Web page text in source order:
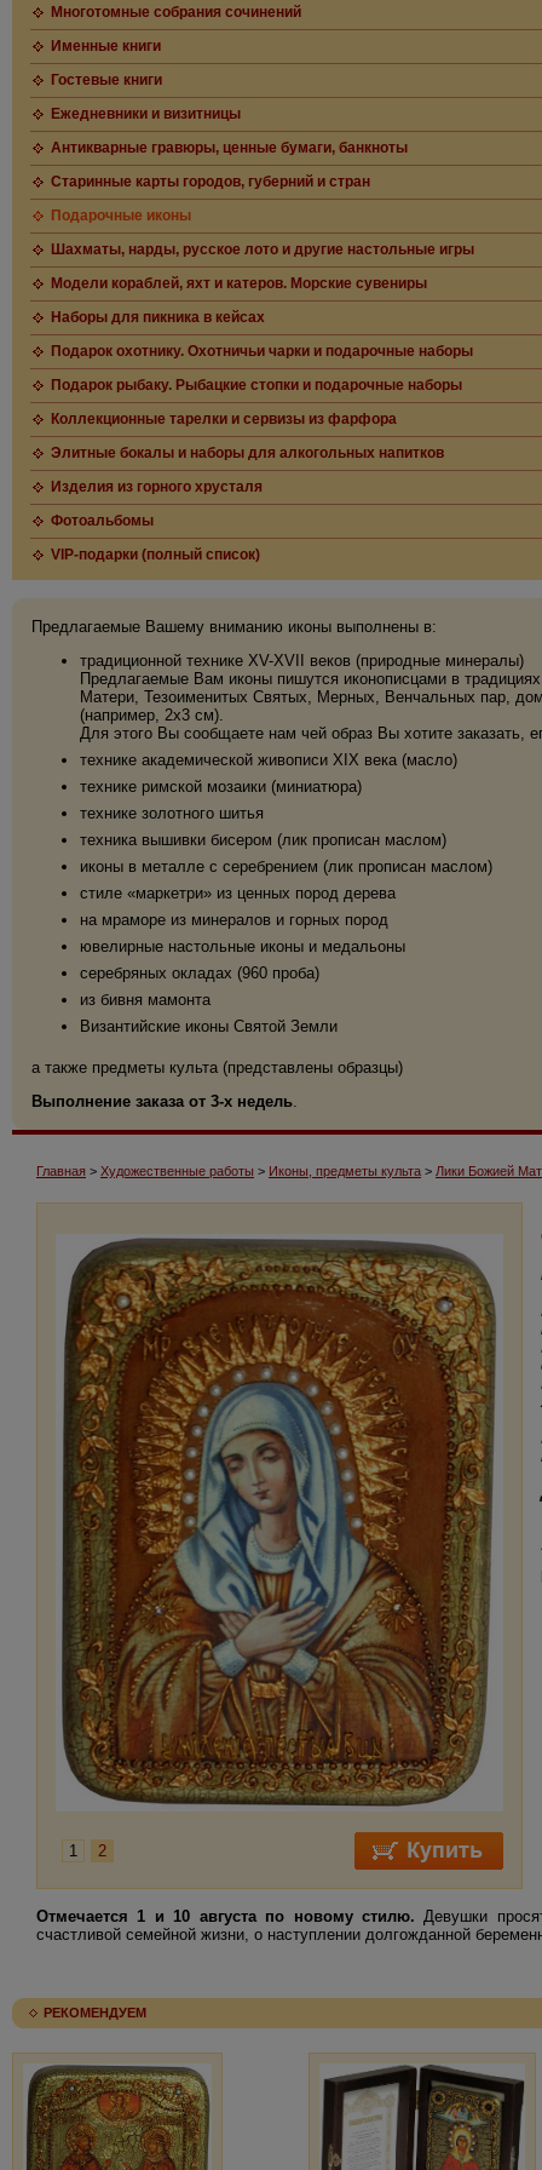
Многотомные собрания сочинений
Именные книги
Гостевые книги
Ежедневники и визитницы
Антикварные гравюры, ценные бумаги, банкноты
Старинные карты городов, губерний и стран
Подарочные иконы
Шахматы, нарды, русское лото и другие настольные игры
Модели кораблей, яхт и катеров. Морские сувениры
Наборы для пикника в кейсах
Подарок охотнику. Охотничьи чарки и подарочные наборы
Подарок рыбаку. Рыбацкие стопки и подарочные наборы
Коллекционные тарелки и сервизы из фарфора
Элитные бокалы и наборы для алкогольных напитков
Изделия из горного хрусталя
Фотоальбомы
VIP-подарки (полный список)
Предлагаемые Вашему вниманию иконы выполнены в:
традиционной технике XV-XVII веков (природные минералы)
Предлагаемые Вам иконы пишутся иконописцами в
Матери, Тезоименитых Святых, Мерных, Венчальных пар,
(например, 2х3 см).
Для этого Вы сообщаете нам чей образ Вы хотите заказать,
технике академической живописи XIX века (масло)
технике римской мозаики (миниатюра)
технике золотного шитья
техника вышивки бисером (лик прописан маслом)
иконы в металле с серебрением (лик прописан маслом)
стиле «маркетри» из ценных пород дерева
на мраморе из минералов и горных пород
ювелирные настольные иконы и медальоны
серебряных окладах (960 проба)
из бивня мамонта
Византийские иконы Святой Земли
а также предметы культа (представлены образцы)
Выполнение заказа от 3-х недель.
Главная > Художественные работы > Иконы, предметы культа > Лики Божией
1 2
Отмечается 1 и 10 августа по новому стилю. Девушки
счастливой семейной жизни, о наступлении долгожданной
РЕКОМЕНДУЕМ